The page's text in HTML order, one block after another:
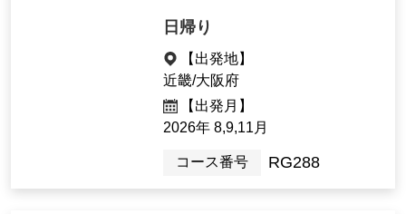
日帰り
【出発地】
近畿/大阪府
【出発月】
2026年 8,9,11月
コース番号 RG288